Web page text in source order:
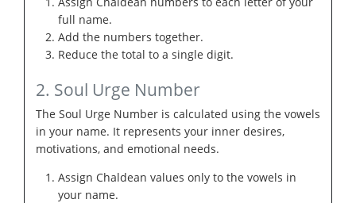
full name.
Add the numbers together.
Reduce the total to a single digit.
2. Soul Urge Number
The Soul Urge Number is calculated using the vowels
in your name. It represents your inner desires,
motivations, and emotional needs.
Assign Chaldean values only to the vowels in
your name.